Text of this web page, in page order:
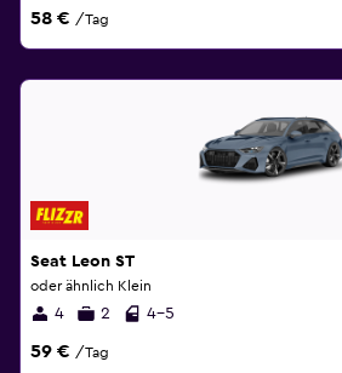
58 € /Tag
Seat Leon ST
oder ähnlich Klein
4 2 4-5
59 € /Tag